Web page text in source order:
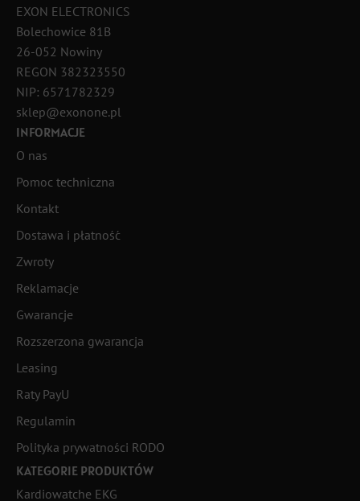
EXON ELECTRONICS
Bolechowice 81B
26-052 Nowiny
REGON 382323550
NIP: 6571782329
sklep@exonone.pl
INFORMACJE
O nas
Pomoc techniczna
Kontakt
Dostawa i płatność
Zwroty
Reklamacje
Gwarancje
Rozszerzona gwarancja
Leasing
Raty PayU
Regulamin
Polityka prywatności RODO
KATEGORIE PRODUKTÓW
Kardiowatche EKG